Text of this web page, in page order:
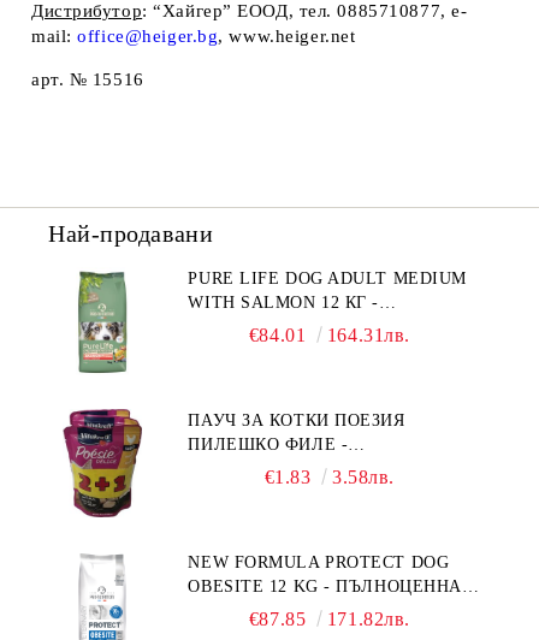
Дистрибутор: “Хайгер” EООД, тел. 0885710877, e-
mail:office@heiger.bg, www.heiger.net
арт. № 15516
Най-продавани
PURE LIFE DOG ADULT MEDIUM
WITH SALMON 12 КГ -
ПЪЛНОЦЕННА ХРАНА ЗА
БЕЗ ЗЪРНО, БЕЗ ГЛУТЕН.
ПРОИЗВЕДЕНА ВЪВ ФРАНЦИЯ.
€84.01 164.31лв.
ПАУЧ ЗА КОТКИ ПОЕЗИЯ
ПИЛЕШКО ФИЛЕ -
ПРОМОКОМПЛЕКТ 3 БР.
€1.83 3.58лв.
NEW FORMULA PROTECT DOG
OBESITE 12 KG - ПЪЛНОЦЕННА
ДИЕТИЧНА ХРАНА ЗА КУЧЕТА
€87.85 171.82лв.